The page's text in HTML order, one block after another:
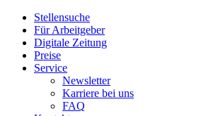
Stellensuche
Für Arbeitgeber
Digitale Zeitung
Preise
Service
Newsletter
Karriere bei uns
FAQ